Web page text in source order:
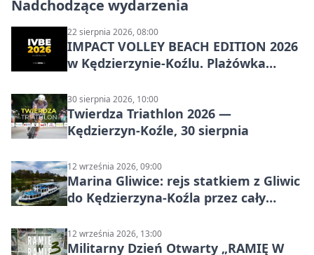
Nadchodzące wydarzenia
22 sierpnia 2026, 08:00
IMPACT VOLLEY BEACH EDITION 2026
w Kędzierzynie-Koźlu. Plażówka
30 sierpnia 2026, 10:00
Twierdza Triathlon 2026 —
Kędzierzyn-Koźle, 30 sierpnia
12 września 2026, 09:00
Marina Gliwice: rejs statkiem z Gliwic
do Kędzierzyna-Koźla przez cały
12 września 2026, 13:00
Militarny Dzień Otwarty „RAMIĘ W